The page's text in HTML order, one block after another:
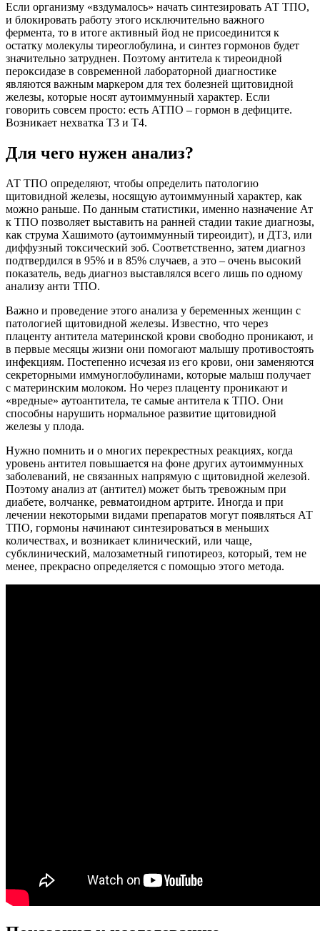
Если организму «вздумалось» начать синтезировать АТ ТПО,
и блокировать работу этого исключительно важного
фермента, то в итоге активный йод не присоединится к
остатку молекулы тиреоглобулина, и синтез гормонов будет
значительно затруднен. Поэтому антитела к тиреоидной
пероксидазе в современной лабораторной диагностике
являются важным маркером для тех болезней щитовидной
железы, которые носят аутоиммунный характер. Если
говорить совсем просто: есть АТПО – гормон в дефиците.
Возникает нехватка Т3 и Т4.
Для чего нужен анализ?
АТ ТПО определяют, чтобы определить патологию
щитовидной железы, носящую аутоиммунный характер, как
можно раньше. По данным статистики, именно назначение Ат
к ТПО позволяет выставить на ранней стадии такие диагнозы,
как струма Хашимото (аутоиммунный тиреоидит), и ДТЗ, или
диффузный токсический зоб. Соответственно, затем диагноз
подтвердился в 95% и в 85% случаев, а это – очень высокий
показатель, ведь диагноз выставлялся всего лишь по одному
анализу анти ТПО.
Важно и проведение этого анализа у беременных женщин с
патологией щитовидной железы. Известно, что через
плаценту антитела материнской крови свободно проникают, и
в первые месяцы жизни они помогают малышу противостоять
инфекциям. Постепенно исчезая из его крови, они заменяются
секреторными иммуноглобулинами, которые малыш получает
с материнским молоком. Но через плаценту проникают и
«вредные» аутоантитела, те самые антитела к ТПО. Они
способны нарушить нормальное развитие щитовидной
железы у плода.
Нужно помнить и о многих перекрестных реакциях, когда
уровень антител повышается на фоне других аутоиммунных
заболеваний, не связанных напрямую с щитовидной железой.
Поэтому анализ ат (антител) может быть тревожным при
диабете, волчанке, ревматоидном артрите. Иногда и при
лечении некоторыми видами препаратов могут появляться АТ
ТПО, гормоны начинают синтезироваться в меньших
количествах, и возникает клинический, или чаще,
субклинический, малозаметный гипотиреоз, который, тем не
менее, прекрасно определяется с помощью этого метода.